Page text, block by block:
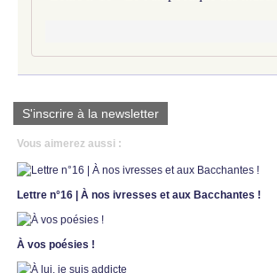
S'inscrire à la newsletter
Vous aimerez aussi :
Lettre n°16 | À nos ivresses et aux Bacchantes !
À vos poésies !